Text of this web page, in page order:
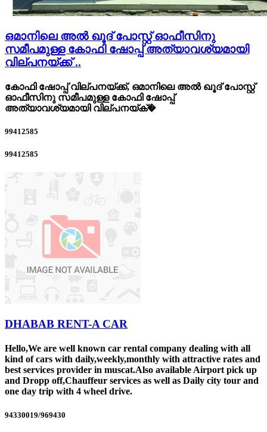
ഒമാനിലെ അല്‍ ഖൂദ് പോസ്റ്റ്‌ ഓഫീസിനു
സമീപമുള്ള കോഫി ഷോപ്പ് അത്യാവശ്യമായി
വില്പനയ്ക്ക് ..
കോഫി ഷോപ്പ് വില്പനയ്ക്ക്, ഒമാനിലെ അല്‍ ഖൂദ് പോസ്റ്റ്‌
ഓഫീസിനു സമീപമുള്ള കോഫി ഷോപ്പ്
അത്യാവശ്യമായി വില്പനയ്ക്�
99412585
99412585
DHABAB RENT-A CAR
Hello,We are well known car rental company dealing with all
kind of cars with daily,weekly,monthly with attractive rates and
best services provider in muscat.Also available Airport pick up
and Dropp off,Chauffeur services as well as Daily city tour and
one day trip with 4 wheel drive.
94330019/969430